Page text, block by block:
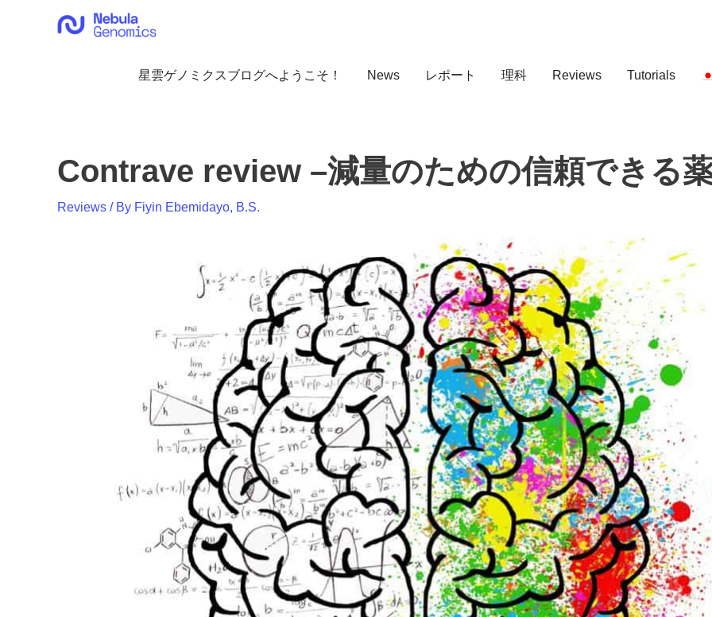
星雲ゲノミクスブログへようこそ！ News レポート 理科 Reviews Tutorials
Contrave review –減量のための信頼できる
Reviews / By Fiyin Ebemidayo, B.S.